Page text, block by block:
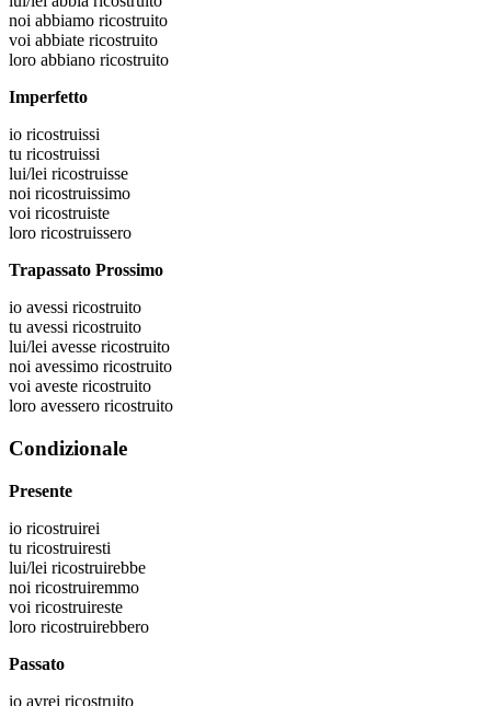
noi abbiamo ricostruito
voi abbiate ricostruito
loro abbiano ricostruito
Imperfetto
io ricostruissi
tu ricostruissi
lui/lei ricostruisse
noi ricostruissimo
voi ricostruiste
loro ricostruissero
Trapassato Prossimo
io avessi ricostruito
tu avessi ricostruito
lui/lei avesse ricostruito
noi avessimo ricostruito
voi aveste ricostruito
loro avessero ricostruito
Condizionale
Presente
io ricostruirei
tu ricostruiresti
lui/lei ricostruirebbe
noi ricostruiremmo
voi ricostruireste
loro ricostruirebbero
Passato
io avrei ricostruito